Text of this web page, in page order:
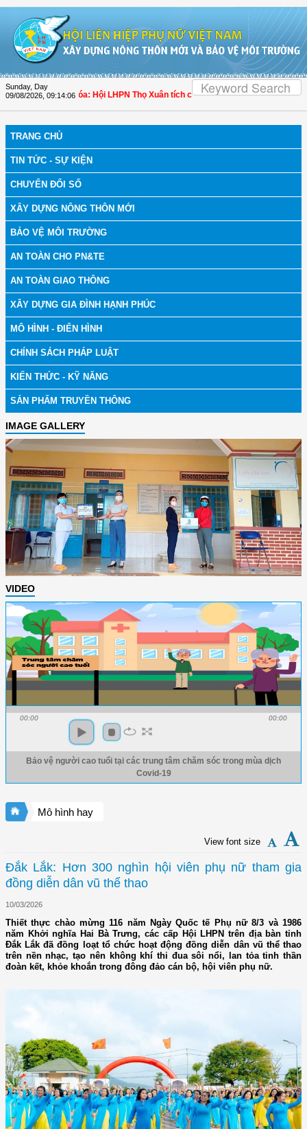
Sunday, Day
09/08/2026 09:14:07
bệnh | Thanh Hóa: Hội LHPN Thọ Xuân tích cực góp phần nâng cao tỷ lệ
TRANG CHỦ
TIN TỨC - SỰ KIỆN
CHUYỂN ĐỔI SỐ
XÂY DỰNG NÔNG THÔN MỚI
BẢO VỆ MÔI TRƯỜNG
AN TOÀN CHO PN&TE
AN TOÀN GIAO THÔNG
XÂY DỰNG GIA ĐÌNH HẠNH PHÚC
MÔ HÌNH - ĐIỂN HÌNH
CHÍNH SÁCH PHÁP LUẬT
KIẾN THỨC - KỸ NĂNG
SẢN PHẨM TRUYỀN THÔNG
IMAGE GALLERY
VIDEO
00:00 00:00
Bảo vệ người cao tuổi tại các trung tâm chăm sóc trong mùa dịch
Covid-19
Mô hình hay
View font size
Đắk Lắk: Hơn 300 nghìn hội viên phụ nữ tham gia
đồng diễn dân vũ thể thao
10/03/2026
Thiết thực chào mừng 116 năm Ngày Quốc tế Phụ nữ 8/3 và 1986
năm Khởi nghĩa Hai Bà Trưng, các cấp Hội LHPN trên địa bàn tỉnh
Đắk Lắk đã đồng loạt tổ chức hoạt động đồng diễn dân vũ thể thao
trên nền nhạc, tạo nên không khí thi đua sôi nổi, lan tỏa tinh thần
đoàn kết, khỏe khoắn trong đông đảo cán bộ, hội viên phụ nữ.